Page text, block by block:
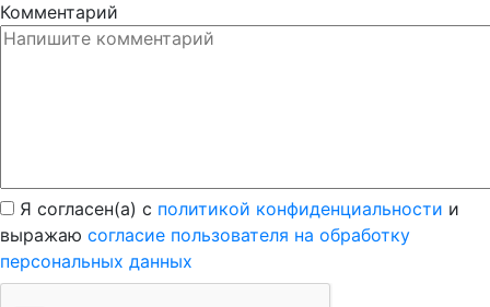
Комментарий
Я согласен(а) с политикой конфиденциальности и
выражаю согласие пользователя на обработку
персональных данных